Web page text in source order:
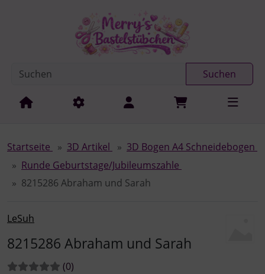
Springe zur Navigation
Suchen
Startseite 3D Artikel
3D Bogen A4 Schneidebogen
Runde Geburtstage/Jubileumszahle
8215286 Abraham und Sarah
LeSuh
8215286 Abraham und Sarah
Bewertungen:
(0Bewertungen
)